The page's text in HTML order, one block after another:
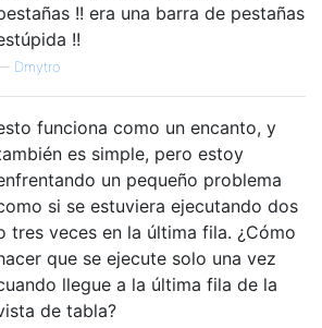
!! era una barra de pestañas
!!
Dmytro
funciona como un encanto, y
es simple, pero estoy
un pequeño problema
si se estuviera ejecutando dos
tres veces en la última fila. ¿Cómo
que se ejecute solo una vez
llegue a la última fila de la
de tabla?